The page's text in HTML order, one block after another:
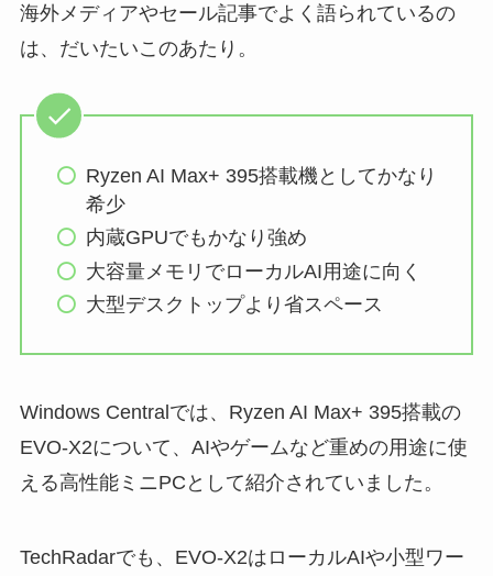
海外メディアやセール記事でよく語られているの
は、だいたいこのあたり。
Ryzen AI Max+ 395搭載機としてかなり
希少
内蔵GPUでもかなり強め
大容量メモリでローカルAI用途に向く
大型デスクトップより省スペース
Windows Centralでは、Ryzen AI Max+ 395搭載の
EVO-X2について、AIやゲームなど重めの用途に使
える高性能ミニPCとして紹介されていました。
TechRadarでも、EVO-X2はローカルAIや小型ワー